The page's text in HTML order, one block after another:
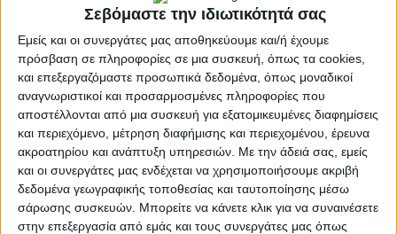
Σεβόμαστε την ιδιωτικότητά σας
Εμείς και οι συνεργάτες μας αποθηκεύουμε και/ή έχουμε
πρόσβαση σε πληροφορίες σε μια συσκευή, όπως τα cookies,
και επεξεργαζόμαστε προσωπικά δεδομένα, όπως μοναδικοί
αναγνωριστικοί και προσαρμοσμένες πληροφορίες που
αποστέλλονται από μια συσκευή για εξατομικευμένες διαφημίσεις
και περιεχόμενο, μέτρηση διαφήμισης και περιεχομένου, έρευνα
ακροατηρίου και ανάπτυξη υπηρεσιών. Με την άδειά σας, εμείς
και οι συνεργάτες μας ενδέχεται να χρησιμοποιήσουμε ακριβή
δεδομένα γεωγραφικής τοποθεσίας και ταυτοποίησης μέσω
σάρωσης συσκευών. Μπορείτε να κάνετε κλικ για να συναινέσετε
στην επεξεργασία από εμάς και τους συνεργάτες μας όπως
που μας φέρνει μια τέτοια τραγωδία:ο ψυχικός πόνος
δεν έχει πάντα πρόσωπο
Ως ψυχολόγος, σε τέτοια περιστατικά δεν αναζητώ
την εύκολη απάντηση. Δεν στέκομαι στο «γιατί το
έκαναν;». Το ουσιαστικό ερώτημα είναι άλλο:
Πώς δύο παιδιά μπορούν να φτάσουν σε σημείο όπου ο
θάνατος μοιάζει πιο υποφερτός από τη ζωή;
Η εφηβεία είναι μια περίοδος όπου όλα βιώνονται σε
απόλυτο βαθμό. Η απόρριψη δεν μοιάζει απλώς με